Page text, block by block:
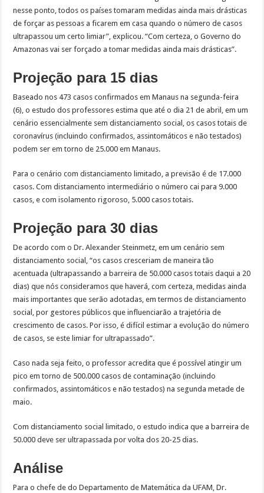
nesse ponto, todos os países tomaram medidas ainda mais drásticas
de forçar as pessoas a ficarem em casa quando o número de casos
ultrapassou um certo limiar”, explicou. “Com certeza, o Governo do
Amazonas vai ser forçado a tomar medidas ainda mais drásticas”.
Projeção para 15 dias
Baseado nos 473 casos confirmados em Manaus na segunda-feira
(6), o estudo dos professores estima que até o dia 21 de abril, em um
cenário essencialmente sem distanciamento social, os casos totais de
coronavírus (incluindo confirmados, assintomáticos e não testados)
podem ser em torno de 25.000 em Manaus.
Para o cenário com distanciamento limitado, a previsão é de 17.000
casos. Com distanciamento intermediário o número cai para 9.000
casos, e com isolamento rigoroso, 5.000 casos totais.
Projeção para 30 dias
De acordo com o Dr. Alexander Steinmetz, em um cenário sem
distanciamento social, “os casos cresceriam de maneira tão
acentuada (ultrapassando a barreira de 50.000 casos totais daqui a 20
dias) que nós consideramos que haverá, com certeza, medidas ainda
mais importantes que serão adotadas, em termos de distanciamento
social, por gestores públicos que influenciarão a trajetória de
crescimento de casos. Por isso, é difícil estimar a evolução do número
de casos, se este limiar for ultrapassado”.
Caso nada seja feito, o professor acredita que é possível atingir um
pico em torno de 500.000 casos de contaminação (incluindo
confirmados, assintomáticos e não testados) na segunda metade de
maio.
Com distanciamento social limitado, o estudo indica que a barreira de
50.000 deve ser ultrapassada por volta dos 20-25 dias.
Análise
Para o chefe de do Departamento de Matemática da UFAM, Dr.